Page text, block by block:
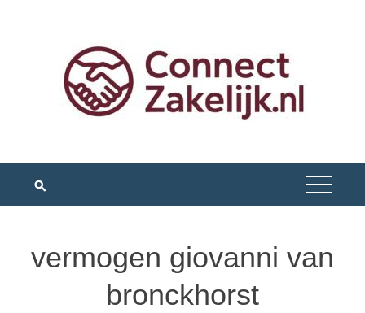
vermogen giovanni van
bronckhorst